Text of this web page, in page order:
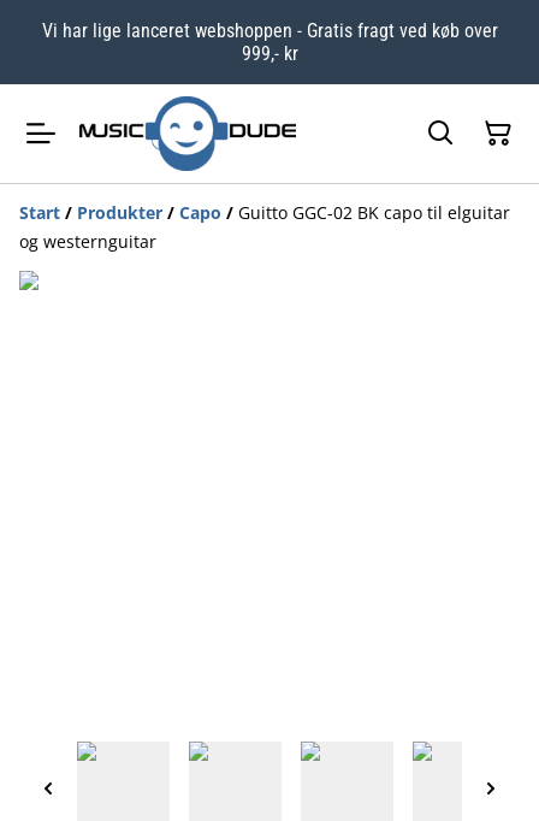
Vi har lige lanceret webshoppen - Gratis fragt ved køb over
999,- kr
Start / Produkter / Capo / Guitto GGC-02 BK capo til elguitar
og westernguitar